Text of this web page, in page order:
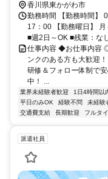
香川県東かがわ市
勤務時間 【勤務時間】
17：00 【勤務曜日】
■週2日～OK ■残業：な
仕事内容 ◆お仕事内容
ンクのある方も大歓迎
研修＆フォロー体制で
中！ ...
業界未経験者歓迎 1日4時間以
平日のみOK
経験不問 未経験
交通費支給
長期歓迎 フルタ
派遣社員